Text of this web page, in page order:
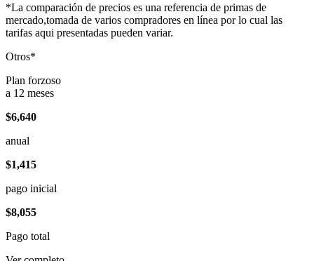
*La comparación de precios es una referencia de primas de
mercado,tomada de varios compradores en línea por lo cual las
tarifas aqui presentadas pueden variar.
Otros*
Plan forzoso
a 12 meses
$6,640
anual
$1,415
pago inicial
$8,055
Pago total